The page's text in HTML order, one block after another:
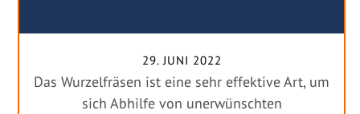
29. JUNI 2022
Das Wurzelfräsen ist eine sehr effektive Art, um
sich Abhilfe von unerwünschten